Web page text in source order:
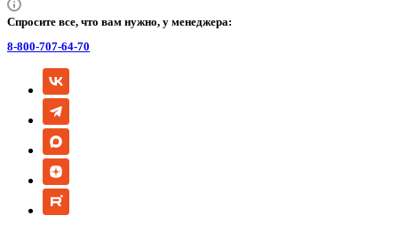
Спросите все, что вам нужно, у менеджера:
8-800-707-64-70